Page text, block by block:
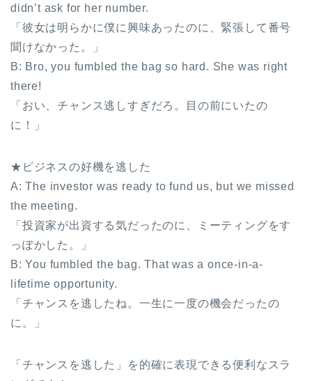
didn’t ask for her number.
「彼女は明らかに僕に興味あったのに、緊張して番号
聞けなかった。」
B: Bro, you fumbled the bag so hard. She was right
there!
「おい、チャンス逃しすぎだろ。目の前にいたの
に！」
★ビジネスの好機を逃した
A: The investor was ready to fund us, but we missed
the meeting.
「投資家が出資する気だったのに、ミーティングをす
っぽかした。」
B: You fumbled the bag. That was a once-in-a-
lifetime opportunity.
「チャンスを逃したね。一生に一度の機会だったの
に。」
「チャンスを逃した」を的確に表現できる便利なスラ